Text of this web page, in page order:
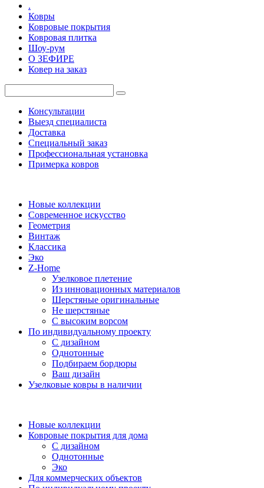
.
Ковры
Ковровые покрытия
Ковровая плитка
Шоу-рум
О ЗЕФИРЕ
Ковер на заказ
Консультации
Выезд специалиста
Доставка
Специальный заказ
Профессиональная установка
Примерка ковров
Новые коллекции
Современное искусство
Геометрия
Винтаж
Классика
Эко
Z-Home
Узелковое плетение
Из инновационных материалов
Шерстяные оригинальные
Не шерстяные
С высоким ворсом
По индивидуальному проекту
С дизайном
Однотонные
Подбираем бордюры
Ваш дизайн
Узелковые ковры в наличии
Новые коллекции
Ковровые покрытия для дома
С дизайном
Однотонные
Эко
Для коммерческих объектов